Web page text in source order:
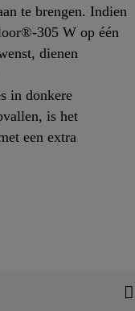
te brengen. Indien
305 W op één
dienen
in donkere
is het
een extra